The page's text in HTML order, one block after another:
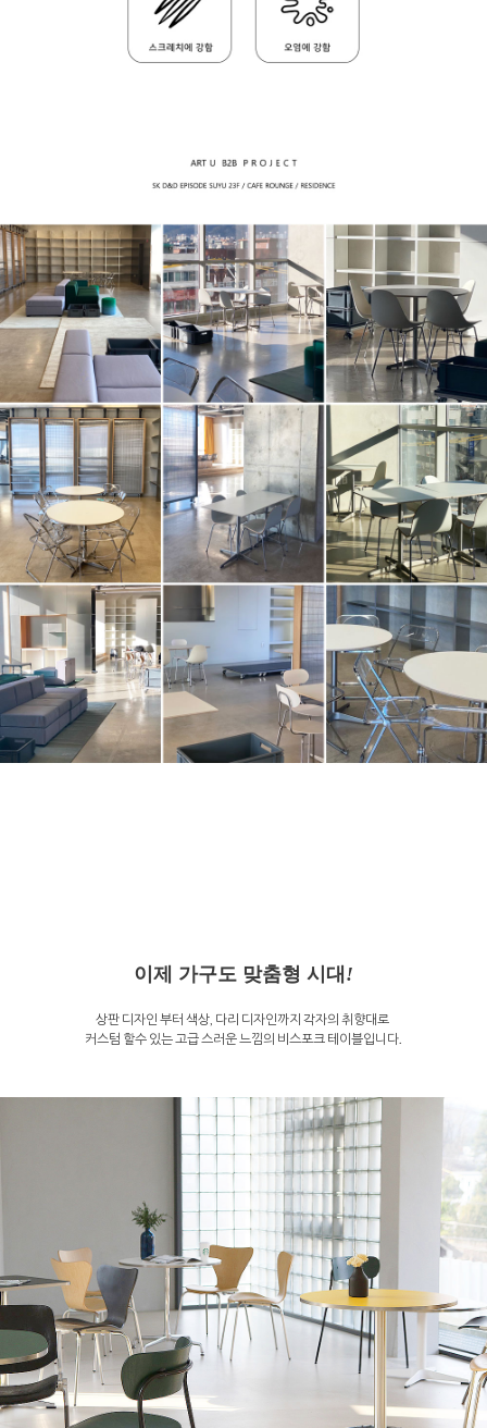
이제 가구도 맞춤형 시대 !
상판 디자인 부터 색상, 다리 디자인까지 각자의 취향대로
커스텀 할수 있는 고급 스러운 느낌의 비스포크 테이블입니다.